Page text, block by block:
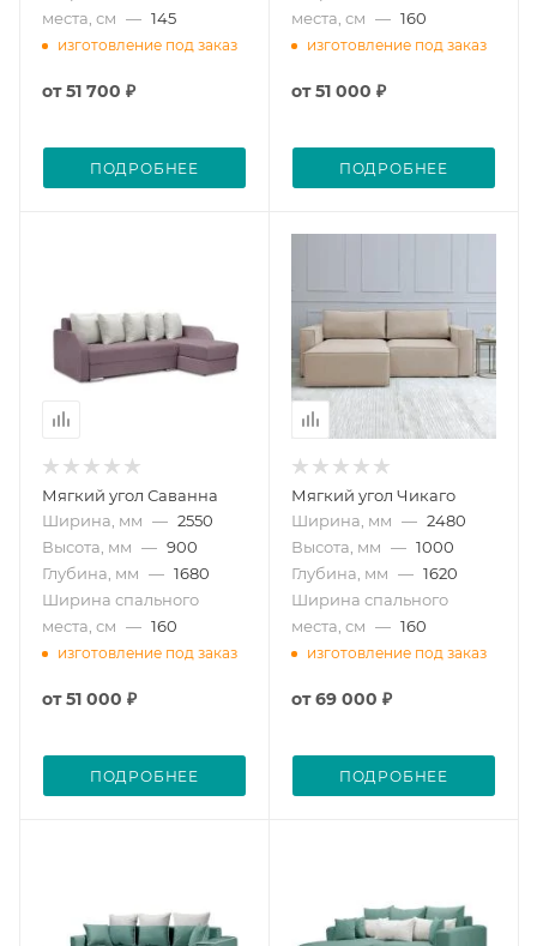
места, см — 145
изготовление под заказ
от51 700 ₽
ПОДРОБНЕЕ
места, см — 160
изготовление под заказ
от51 000 ₽
ПОДРОБНЕЕ
Мягкий угол Саванна
Ширина, мм — 2550
Высота, мм — 900
Глубина, мм — 1680
Ширина спального
места, см — 160
изготовление под заказ
от51 000 ₽
ПОДРОБНЕЕ
Мягкий угол Чикаго
Ширина, мм — 2480
Высота, мм — 1000
Глубина, мм — 1620
Ширина спального
места, см — 160
изготовление под заказ
от69 000 ₽
ПОДРОБНЕЕ